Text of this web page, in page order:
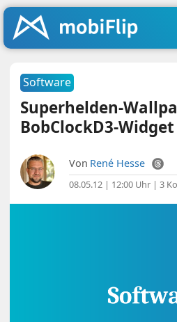
Software
Superhelden-
BobClockD3-
Von René Hesse
08.05.12 | 12:00 Uhr |3